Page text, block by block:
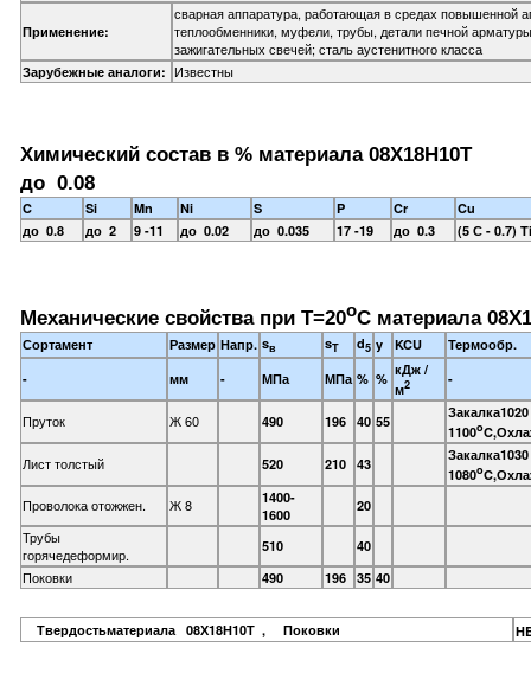
Применение:
сварная аппаратура, работающая в средах повышенной
теплообменники, муфели, трубы, детали печной
зажигательных свечей; сталь аустенитного класса
Зарубежные аналоги: Известны
Химический состав в % материала 08Х18Н10Т
до 0.08
C Si Mn Ni S P Cr
Cu
до 0.8
до 2 9 -11 до 0.02 до 0.035 17 -19 до 0.3 (5 С - 0.7)
Механические свойства при Т=20oС материала
Сортамент Размер Напр. sв sT d5 y KCU
Термообр.
-
мм - МПа МПа % %
кДж /
м2 -
Пруток Ж 60 490 196 40 55
1100o
Лист толстый 520 210 43
1080o
Проволока отожжен. Ж 8
1400-
1600
20
Трубы
горячедеформир.
510 40
Поковки 490 196 35 40
Твердостьматериала 08Х18Н10Т , Поковки